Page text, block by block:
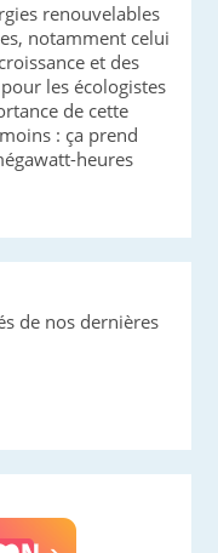
renouvelables
notamment celui
et des
les écologistes
de cette
: ça prend
heures
de nos dernières